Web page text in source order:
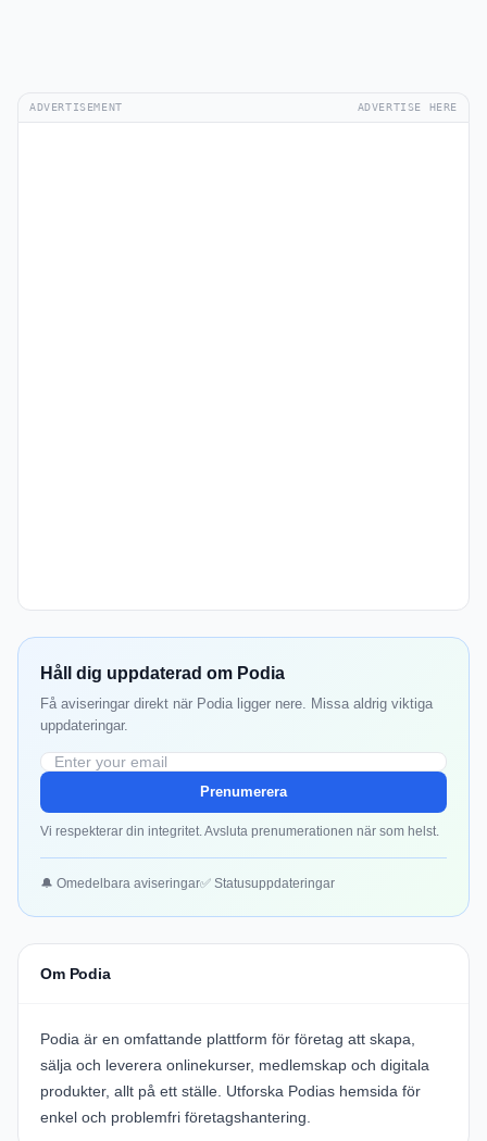
ADVERTISEMENT ADVERTISE HERE
Håll dig uppdaterad om Podia
Få aviseringar direkt när Podia ligger nere. Missa aldrig viktiga
uppdateringar.
Prenumerera
Vi respekterar din integritet. Avsluta prenumerationen när som helst.
🔔 Omedelbara aviseringar✅ Statusuppdateringar
Om Podia
Podia är en omfattande plattform för företag att skapa,
sälja och leverera onlinekurser, medlemskap och digitala
produkter, allt på ett ställe. Utforska Podias hemsida för
enkel och problemfri företagshantering.